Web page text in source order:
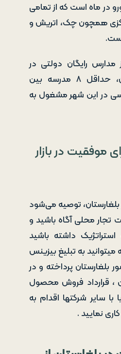
معادل ۶۹۲ یورو در ماه است که از تمامی
همچون چک، اتریش و
رایگان دولتی در
صوفیا برای فرزندان، حداقل ۸ مدرسه بین
در این شهر مشغول به
موفقیت در بازار
بلغارستان، توصیه می‌شود
تجار محلی آگاه باشید و
استراتژیک داشته باشید
به تبلیغ بیزینس
بلغارستان پرداخته و در
، قرارداد فروش محصول
با سایر شرکتها اقدام به
نمایید .